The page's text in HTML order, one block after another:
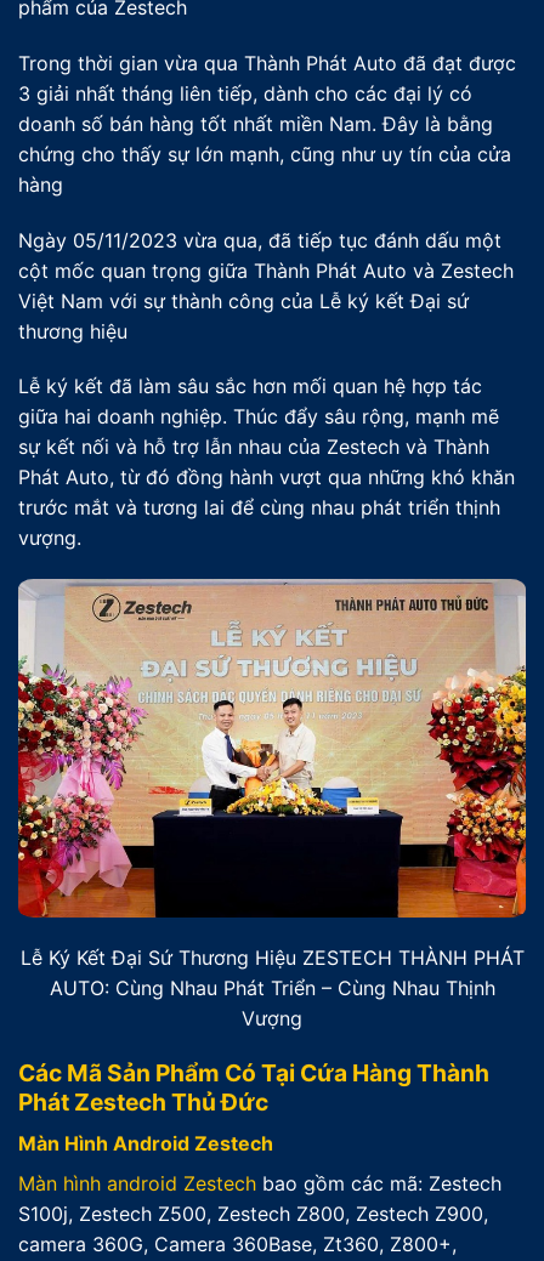
phẩm của Zestech
Trong thời gian vừa qua Thành Phát Auto đã đạt được
3 giải nhất tháng liên tiếp, dành cho các đại lý có
doanh số bán hàng tốt nhất miền Nam. Đây là bằng
chứng cho thấy sự lớn mạnh, cũng như uy tín của cửa
hàng
Ngày 05/11/2023 vừa qua, đã tiếp tục đánh dấu một
cột mốc quan trọng giữa Thành Phát Auto và Zestech
Việt Nam với sự thành công của Lễ ký kết Đại sứ
thương hiệu
Lễ ký kết đã làm sâu sắc hơn mối quan hệ hợp tác
giữa hai doanh nghiệp. Thúc đẩy sâu rộng, mạnh mẽ
sự kết nối và hỗ trợ lẫn nhau của Zestech và Thành
Phát Auto, từ đó đồng hành vượt qua những khó khăn
trước mắt và tương lai để cùng nhau phát triển thịnh
vượng.
Lễ Ký Kết Đại Sứ Thương Hiệu ZESTECH THÀNH PHÁT
AUTO: Cùng Nhau Phát Triển – Cùng Nhau Thịnh
Vượng
Các Mã Sản Phẩm Có Tại Cứa Hàng Thành
Phát Zestech Thủ Đức
Màn Hình Android Zestech
Màn hình android Zestech bao gồm các mã: Zestech
S100j, Zestech Z500, Zestech Z800, Zestech Z900,
camera 360G, Camera 360Base, Zt360, Z800+,